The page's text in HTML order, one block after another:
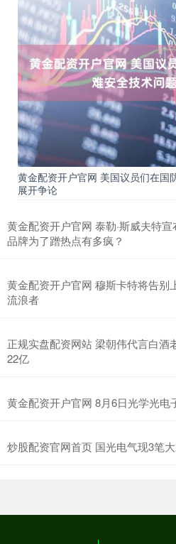
黄金配资开户官网 美国议员们在国
展开争论
黄金配资开户官网 泰勒·斯威夫特
品牌为了蹭热点有多疯？
黄金配资开户官网 穆斯卡特将告别
流浪者
正规实盘配资网站 梁朝伟代言白酒
22亿
黄金配资开户官网 8月6日光学光电
炒股配资官网首页 国光电气现3笔